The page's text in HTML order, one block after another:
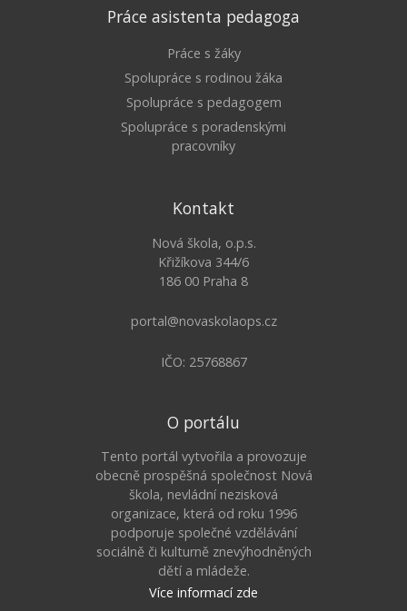
Práce asistenta pedagoga
Práce s žáky
Spolupráce s rodinou žáka
Spolupráce s pedagogem
Spolupráce s poradenskými
pracovníky
Kontakt
Nová škola, o.p.s.
Křižíkova 344/6
186 00 Praha 8
portal@novaskolaops.cz
IČO: 25768867
O portálu
Tento portál vytvořila a provozuje
obecně prospěšná společnost Nová
škola, nevládní nezisková
organizace, která od roku 1996
podporuje společné vzdělávání
sociálně či kulturně znevýhodněných
dětí a mládeže.
Více informací zde